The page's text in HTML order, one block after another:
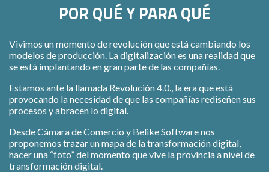
POR QUÉ Y PARA QUÉ
Vivimos un momento de revolución que está cambiando los
modelos de producción. La digitalización es una realidad que
se está implantando en gran parte de las compañías.
Estamos ante la llamada Revolución 4.0., la era que está
provocando la necesidad de que las compañías rediseñen sus
procesos y abracen lo digital.
Desde Cámara de Comercio y Belike Software nos
proponemos trazar un mapa de la transformación digital,
hacer una “foto” del momento que vive la provincia a nivel de
transformación digital.